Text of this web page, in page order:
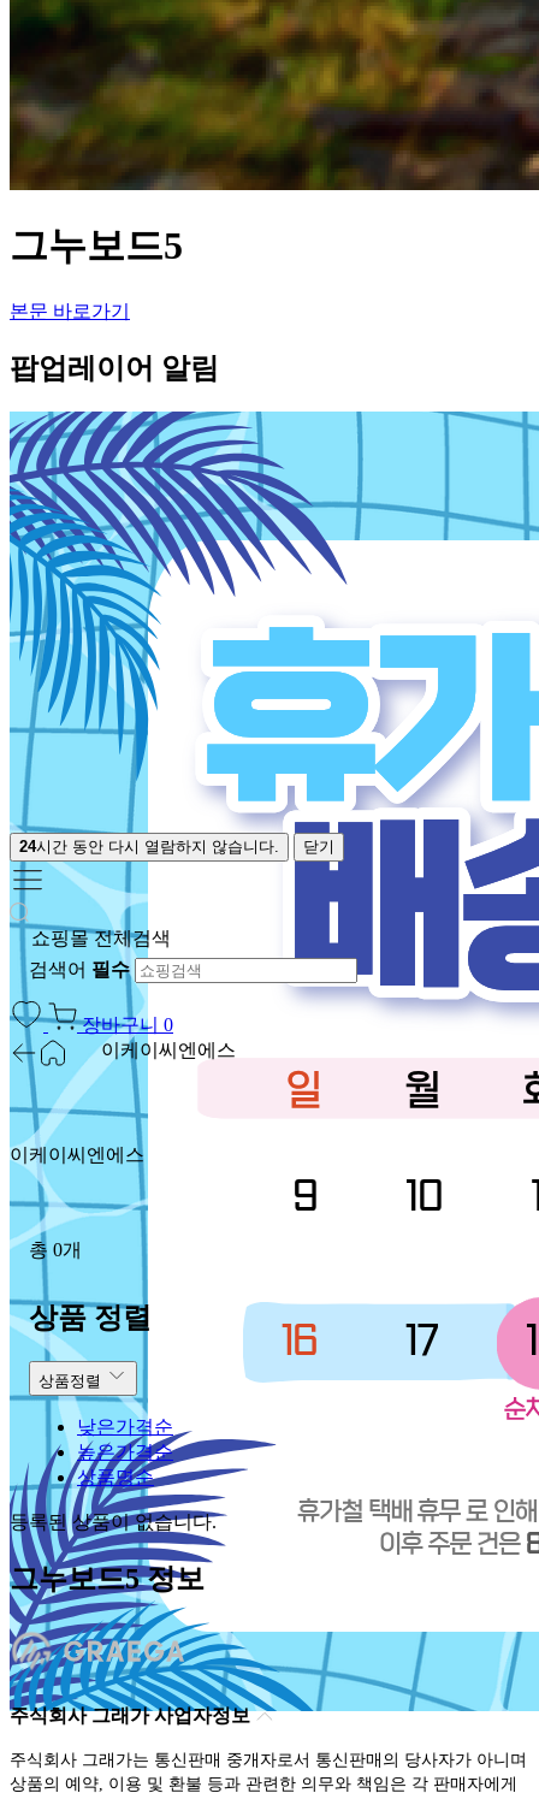
그누보드5
본문 바로가기
팝업레이어 알림
24시간 동안 다시 열람하지 않습니다. 닫기
쇼핑몰 전체검색
검색어 필수
장바구니 0
이케이씨엔에스
이케이씨엔에스
총 0개
상품 정렬
상품정렬
낮은가격순
높은가격순
상품명순
등록된 상품이 없습니다.
그누보드5 정보
주식회사 그래가 사업자정보
주식회사 그래가는 통신판매 중개자로서 통신판매의 당사자가 아니며
상품의 예약, 이용 및 환불 등과 관련한 의무와 책임은 각 판매자에게